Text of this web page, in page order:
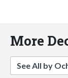
More
See All by